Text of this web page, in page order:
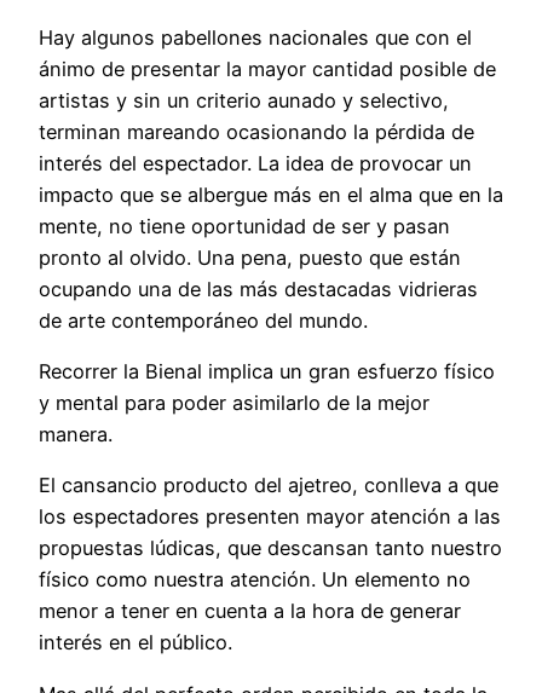
Hay algunos pabellones nacionales que con el
ánimo de presentar la mayor cantidad posible de
artistas y sin un criterio aunado y selectivo,
terminan mareando ocasionando la pérdida de
interés del espectador. La idea de provocar un
impacto que se albergue más en el alma que en la
mente, no tiene oportunidad de ser y pasan
pronto al olvido. Una pena, puesto que están
ocupando una de las más destacadas vidrieras
de arte contemporáneo del mundo.
Recorrer la Bienal implica un gran esfuerzo físico
y mental para poder asimilarlo de la mejor
manera.
El cansancio producto del ajetreo, conlleva a que
los espectadores presenten mayor atención a las
propuestas lúdicas, que descansan tanto nuestro
físico como nuestra atención. Un elemento no
menor a tener en cuenta a la hora de generar
interés en el público.